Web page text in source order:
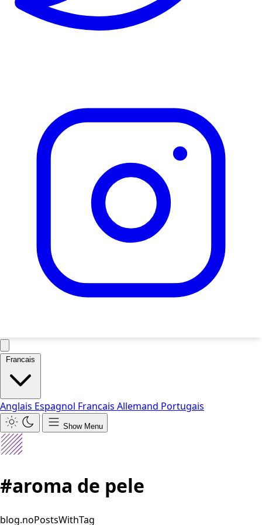
Francais
Anglais Espagnol Francais Allemand Portugais
Show Menu
#aroma de pele
blog.noPostsWithTag